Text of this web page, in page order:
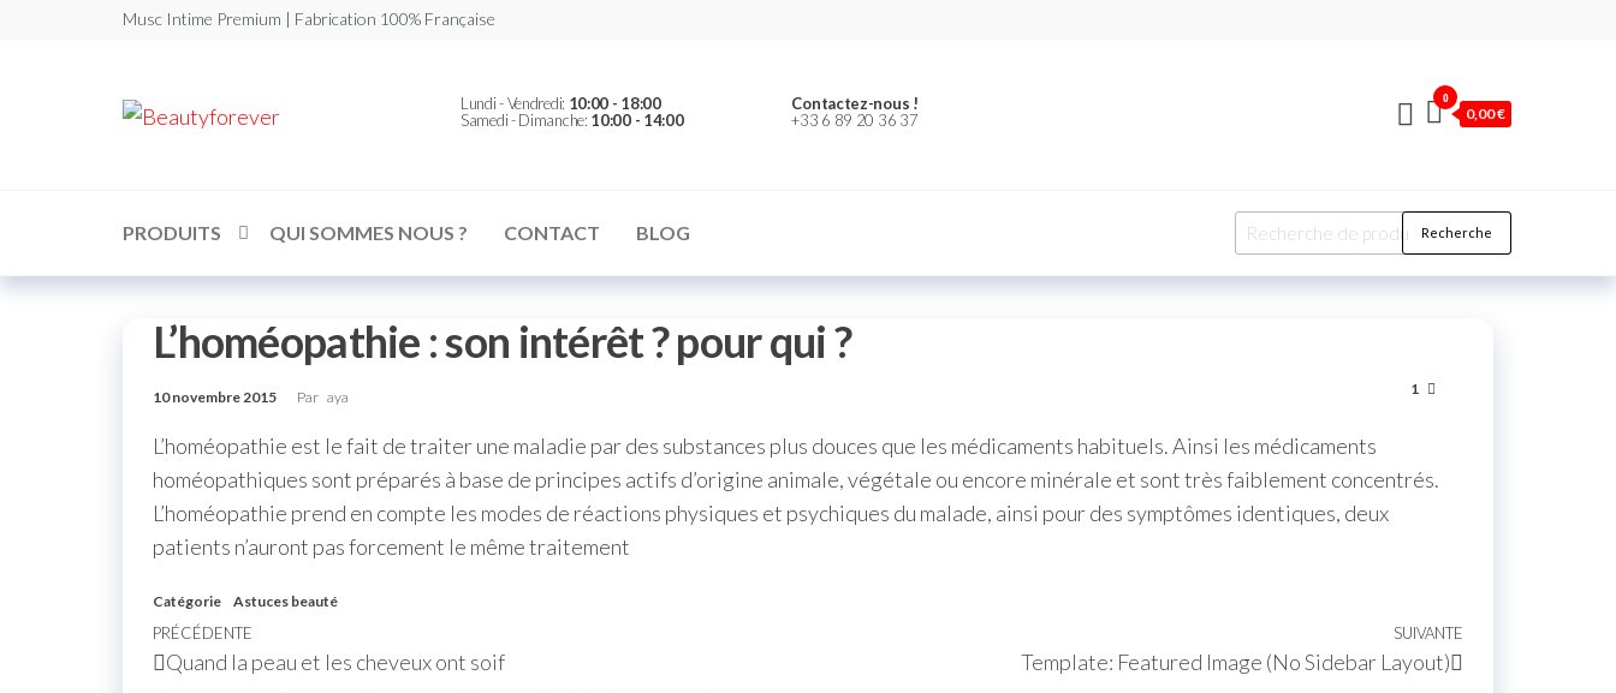
Musc Intime Premium | Fabrication 100% Française
BeautyforeverLundi - Vendredi: 10:00 - 18:00
Samedi - Dimanche: 10:00 - 14:00
Contactez-nous !
+33 6 89 20 36 37
0
0,00 €
PRODUITS QUI SOMMES NOUS ? CONTACT BLOG Recherche
L’homéopathie : son intérêt ? pour qui ?
10 novembre 2015 Par aya 1
L’homéopathie est le fait de traiter une maladie par des substances plus douces que les médicaments habituels. Ainsi les médicaments
homéopathiques sont préparés à base de principes actifs d’origine animale, végétale ou encore minérale et sont très faiblement concentrés.
L’homéopathie prend en compte les modes de réactions physiques et psychiques du malade, ainsi pour des symptômes identiques, deux
patients n’auront pas forcement le même traitement
Catégorie Astuces beauté
PRÉCÉDENTE
Quand la peau et les cheveux ont soif
SUIVANTE
Template: Featured Image (No Sidebar Layout)